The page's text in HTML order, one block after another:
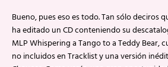
Bueno, pues eso es todo. Tan sólo deciros
ha editado un CD conteniendo su
MLP Whispering a Tango to a Teddy
no incluidos en Tracklist y una versión